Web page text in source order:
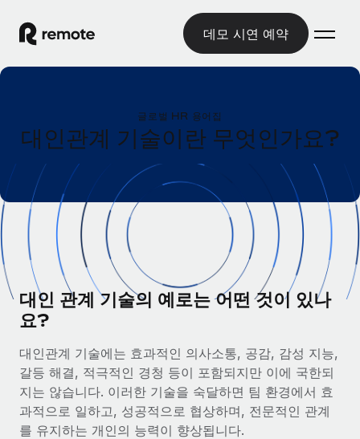
데모 시연 예약
글로벌 고용
글로벌 급여
규정을 준수하며 급여 지급을 손쉽게 처리
기록상 고용주(EOR)
법인 설립 비용 없이 전 세계로 사업을 확장
기록상 계약자
계약자 관리
전 세계 계약자의 온보딩 및 관리
PEO
복잡한 고용 업무를 아웃소싱
글로벌 서비스 제공
국가별 정보
국가별 글로벌 채용 지원 알아보기
미국 주별 정보
미국 모든 주 전역에서 채용 업무를 간소화
다른 업체들과 비교해보기
성장 단계
스타트업
리소스
도구 및 계산기
오분류 리스크 평가 도구
국가별 직원 오분류 리스크 확인
계약자 지급 계산기
글로벌 계약직을 위한 통화 옵션과 지급 소요 시간 확인
한국어
English
Nederlands
Français
로그인
글로벌 HR 용어집
대인관계 기술이란 무엇인가요?
대인 관계 기술의 예로는 어떤 것이 있나
요?
대인관계 기술에는 효과적인 의사소통, 공감, 감성 지능,
갈등 해결, 적극적인 경청 등이 포함되지만 이에 국한되
지는 않습니다. 이러한 기술을 숙달하면 팀 환경에서 효
과적으로 일하고, 성공적으로 협상하며, 전문적인 관계
를 유지하는 개인의 능력이 향상됩니다.